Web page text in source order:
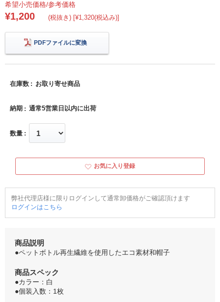
希望小売価格/参考価格
¥1,200 (税抜き) [¥1,320(税込み)]
PDFファイルに変換
在庫数 お取り寄せ商品
納期 通常5営業日以内に出荷
数量
お気に入り登録
弊社代理店様に限りログインして通常卸価格がご確認頂けます
ログインはこちら
商品説明
●ペットボトル再生繊維を使用したエコ素材和帽子
商品スペック
●カラー：白
●個装入数：1枚